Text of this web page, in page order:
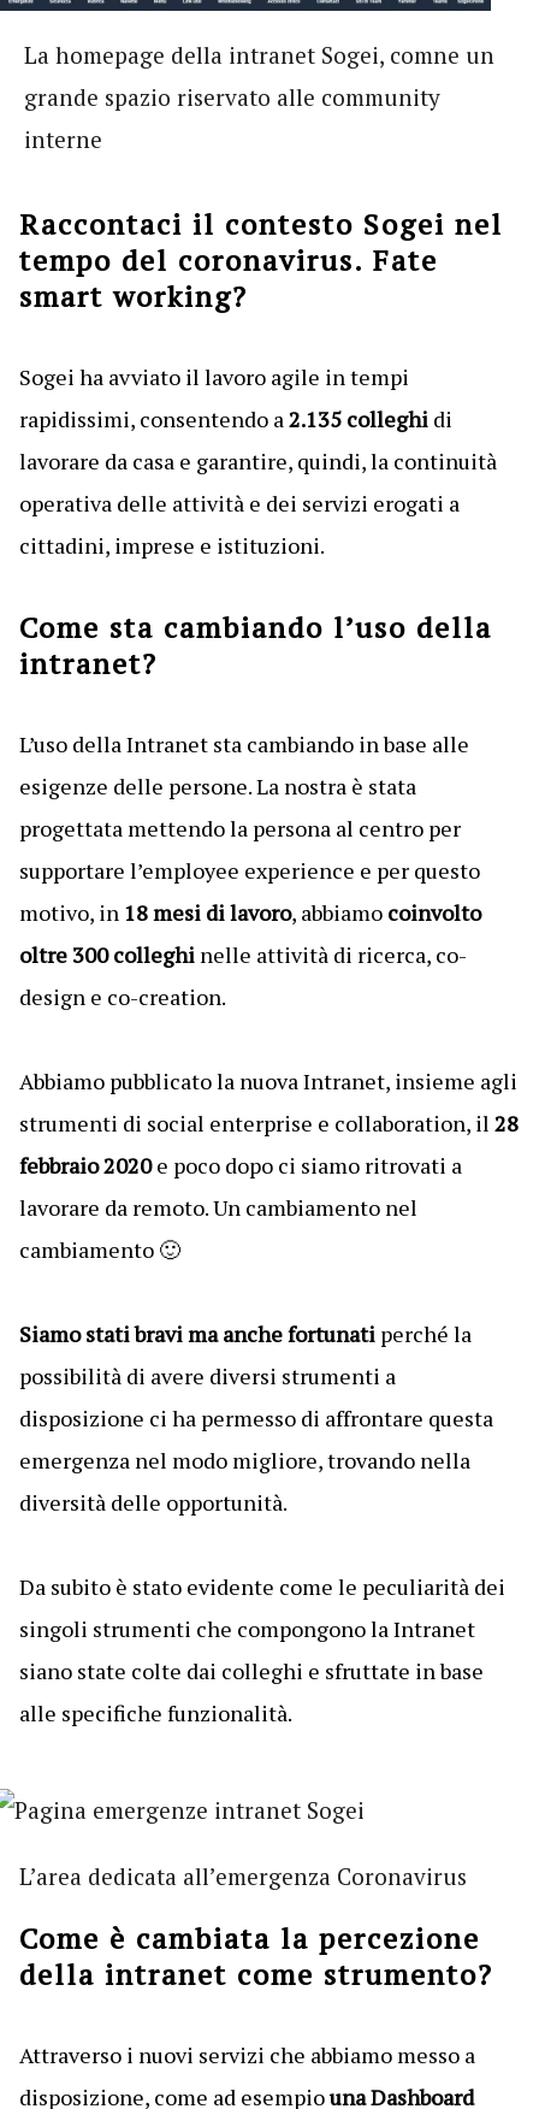
La homepage della intranet Sogei, comne un
grande spazio riservato alle community
interne
Raccontaci il contesto Sogei nel
tempo del coronavirus. Fate
smart working?
Sogei ha avviato il lavoro agile in tempi
rapidissimi, consentendo a2.135 colleghidi
lavorare da casa e garantire, quindi, la continuità
operativa delle attività e dei servizi erogati a
cittadini, imprese e istituzioni.
Come sta cambiando l’uso della
intranet?
L’uso della Intranet sta cambiando in base alle
esigenze delle persone. La nostra è stata
progettata mettendo la persona al centro per
supportare l’employee experience e per questo
motivo, in 18 mesi di lavoro, abbiamo coinvolto
oltre 300 colleghinelle attività di ricerca, co-
design e co-creation.
Abbiamo pubblicato la nuova Intranet, insieme agli
strumenti di social enterprise e collaboration, il 28
febbraio 2020e poco dopo ci siamo ritrovati a
lavorare da remoto. Un cambiamento nel
cambiamento 🙂
Siamo stati bravi ma anche fortunatiperché la
possibilità di avere diversi strumenti a
disposizione ci ha permesso di affrontare questa
emergenza nel modo migliore, trovando nella
diversità delle opportunità.
Da subito è stato evidente come le peculiarità dei
singoli strumenti che compongono la Intranet
siano state colte dai colleghi e sfruttate in base
alle specifiche funzionalità.
L’area dedicata all’emergenza Coronavirus
Come è cambiata la percezione
della intranet come strumento?
Attraverso i nuovi servizi che abbiamo messo a
disposizione, come ad esempiouna Dashboard